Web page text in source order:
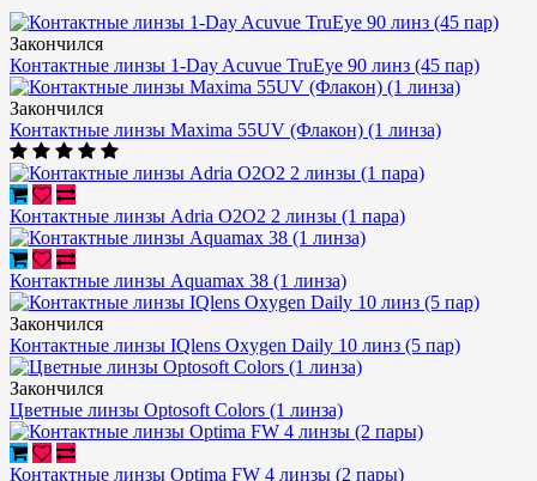
Закончился
Контактные линзы 1-Day Acuvue TruEye 90 линз (45 пар)
Закончился
Контактные линзы Maxima 55UV (Флакон) (1 линза)
Контактные линзы Adria O2O2 2 линзы (1 пара)
Контактные линзы Aquamax 38 (1 линза)
Закончился
Контактные линзы IQlens Oxygen Daily 10 линз (5 пар)
Закончился
Цветные линзы Optosoft Colors (1 линза)
Контактные линзы Optima FW 4 линзы (2 пары)